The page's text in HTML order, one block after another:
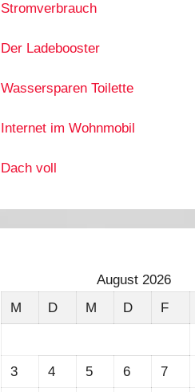
Stromverbrauch
Der Ladebooster
Wassersparen Toilette
Internet im Wohnmobil
Dach voll
August 2026
M
D M D F
3 4 5 6 7